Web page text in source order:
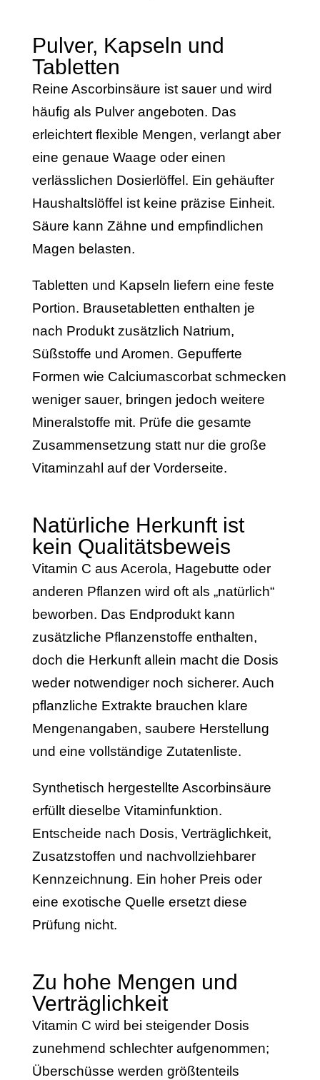
Pulver, Kapseln und
Tabletten
Reine Ascorbinsäure ist sauer und wird
häufig als Pulver angeboten. Das
erleichtert flexible Mengen, verlangt aber
eine genaue Waage oder einen
verlässlichen Dosierlöffel. Ein gehäufter
Haushaltslöffel ist keine präzise Einheit.
Säure kann Zähne und empfindlichen
Magen belasten.
Tabletten und Kapseln liefern eine feste
Portion. Brausetabletten enthalten je
nach Produkt zusätzlich Natrium,
Süßstoffe und Aromen. Gepufferte
Formen wie Calciumascorbat schmecken
weniger sauer, bringen jedoch weitere
Mineralstoffe mit. Prüfe die gesamte
Zusammensetzung statt nur die große
Vitaminzahl auf der Vorderseite.
Natürliche Herkunft ist
kein Qualitätsbeweis
Vitamin C aus Acerola, Hagebutte oder
anderen Pflanzen wird oft als „natürlich“
beworben. Das Endprodukt kann
zusätzliche Pflanzenstoffe enthalten,
doch die Herkunft allein macht die Dosis
weder notwendiger noch sicherer. Auch
pflanzliche Extrakte brauchen klare
Mengenangaben, saubere Herstellung
und eine vollständige Zutatenliste.
Synthetisch hergestellte Ascorbinsäure
erfüllt dieselbe Vitaminfunktion.
Entscheide nach Dosis, Verträglichkeit,
Zusatzstoffen und nachvollziehbarer
Kennzeichnung. Ein hoher Preis oder
eine exotische Quelle ersetzt diese
Prüfung nicht.
Zu hohe Mengen und
Verträglichkeit
Vitamin C wird bei steigender Dosis
zunehmend schlechter aufgenommen;
Überschüsse werden größtenteils